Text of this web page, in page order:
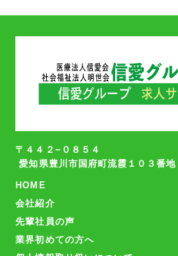
〒４４２−０８５４
愛知県豊川市国府町流霞１０３番地
HOME
会社紹介
先輩社員の声
業界初めての方へ